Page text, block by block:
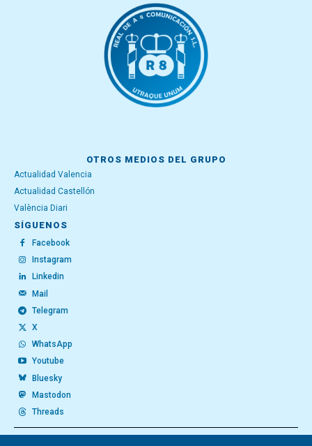
OTROS MEDIOS DEL GRUPO
Actualidad Valencia
Actualidad Castellón
València Diari
SÍGUENOS
Facebook
Instagram
Linkedin
Mail
Telegram
X
WhatsApp
Youtube
Bluesky
Mastodon
Threads